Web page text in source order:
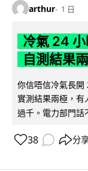
arthur 1 日
冷氣 24
自測結果
你信唔信冷氣長開
實測結果兩極，有
過千。電力部門話
38 分